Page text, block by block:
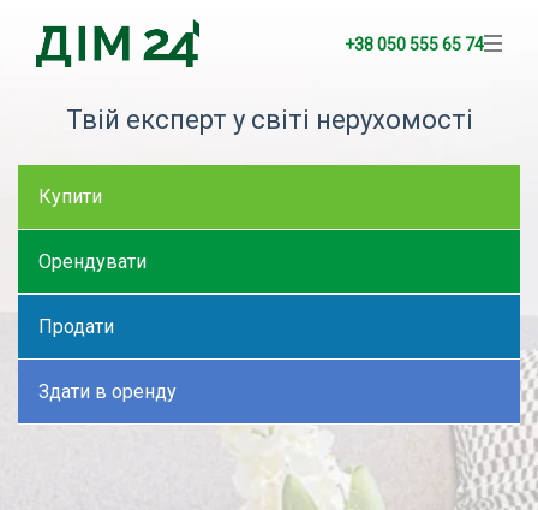
+38 050 555 65 74
Твій експерт у світі нерухомості
Купити
Орендувати
Продати
Здати в оренду